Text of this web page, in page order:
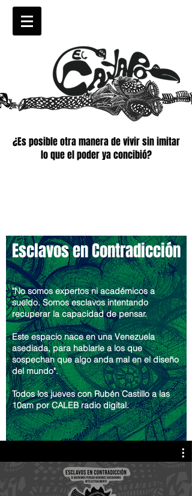
¿Es posible otra manera de vivir sin imitar
lo que el poder ya concibió?
Esclavos en Contradicción
"No somos expertos ni académicos a
sueldo. Somos esclavos intentando
recuperar la capacidad de pensar.
Este espacio nace en una Venezuela
asediada, para hablarle a los que
sospechan que algo anda mal en el diseño
del mundo".
Todos los jueves con Rubén Castillo a las
10am por CALEB radio digital.